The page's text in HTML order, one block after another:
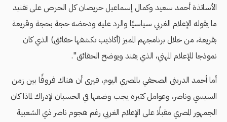
الأساتذة أحمد سعيد وكمال إسماعيل حريصان كل الحرص على تفنيد
ما يقوله الإعلام الغربي سياسيًا والرد عليه ودحضه حجة بحجة وقريعة
بقريعة، من خلال برنامجهم المميز (أكاذيب تكشفها حقائق) الذي كان
نموذجا للإعلام المهني، الذي يفند ويوضح الحقائق".
أما أحمد الدريني الصحفي بالمصري اليوم، فيرى أن هناك فروقًا بين زمن
السيسي وناصر، وعوامل كثيرة يجب وضعها في الحسبان لإدراك لماذا كان
الجمهور المصري مقبلًا على الإعلام الغربي رغم هجوم ناصر ذي الشعبية